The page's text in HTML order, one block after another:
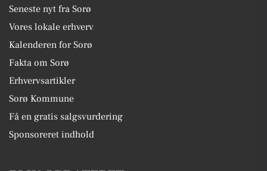
Seneste nyt fra Sorø
Vores lokale erhverv
Kalenderen for Sorø
Fakta om Sorø
Erhvervsartikler
Sorø Kommune
Få en gratis salgsvurdering
Sponsoreret indhold